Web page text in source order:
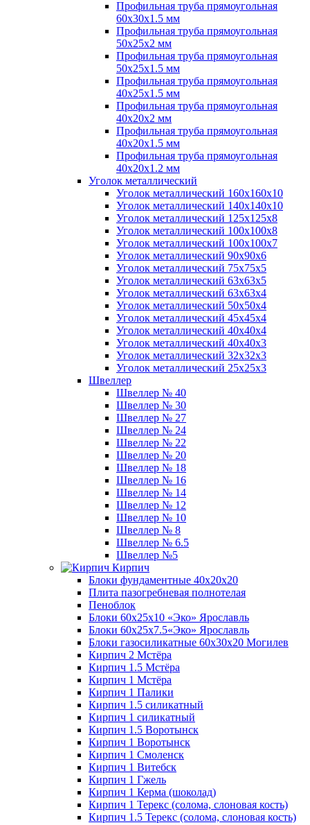
Профильная труба прямоугольная
60х30х1.5 мм
Профильная труба прямоугольная
50х25х2 мм
Профильная труба прямоугольная
50х25х1.5 мм
Профильная труба прямоугольная
40х25х1.5 мм
Профильная труба прямоугольная
40х20х2 мм
Профильная труба прямоугольная
40х20х1.5 мм
Профильная труба прямоугольная
40х20х1.2 мм
Уголок металлический
Уголок металлический 160х160х10
Уголок металлический 140х140х10
Уголок металлический 125х125х8
Уголок металлический 100х100х8
Уголок металлический 100х100х7
Уголок металлический 90х90х6
Уголок металлический 75х75х5
Уголок металлический 63х63х5
Уголок металлический 63х63х4
Уголок металлический 50х50х4
Уголок металлический 45х45х4
Уголок металлический 40х40х4
Уголок металлический 40х40х3
Уголок металлический 32х32х3
Уголок металлический 25х25х3
Швеллер
Швеллер № 40
Швеллер № 30
Швеллер № 27
Швеллер № 24
Швеллер № 22
Швеллер № 20
Швеллер № 18
Швеллер № 16
Швеллер № 14
Швеллер № 12
Швеллер № 10
Швеллер № 8
Швеллер № 6.5
Швеллер №5
Кирпич
Блоки фундаментные 40х20х20
Плита пазогребневая полнотелая
Пеноблок
Блоки 60х25х10 «Эко» Ярославль
Блоки 60х25х7.5«Эко» Ярославль
Блоки газосиликатные 60х30х20 Могилев
Кирпич 2 Мстёра
Кирпич 1.5 Мстёра
Кирпич 1 Мстёра
Кирпич 1 Палики
Кирпич 1.5 силикатный
Кирпич 1 силикатный
Кирпич 1.5 Воротынск
Кирпич 1 Воротынск
Кирпич 1 Смоленск
Кирпич 1 Витебск
Кирпич 1 Гжель
Кирпич 1 Керма (шоколад)
Кирпич 1 Терекс (солома, слоновая кость)
Кирпич 1.5 Терекс (солома, слоновая кость)